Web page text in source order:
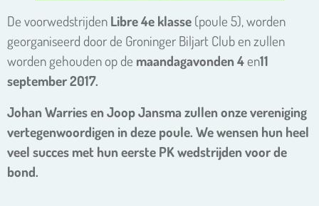
De voorwedstrijden Libre 4e klasse (poule 5), worden
georganiseerd door de Groninger Biljart Club en zullen
worden gehouden op de maandagavonden 4 en11
september 2017.
Johan Warries en Joop Jansma zullen onze vereniging
vertegenwoordigen in deze poule. We wensen hun heel
veel succes met hun eerste PK wedstrijden voor de
bond.